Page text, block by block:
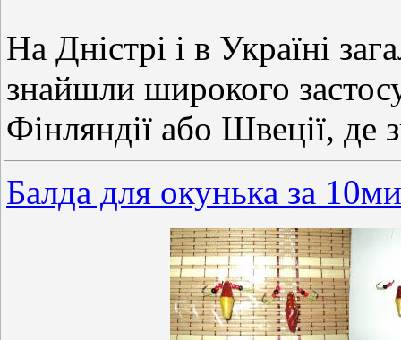
На Дністрі і в Україні
знайшли широкого
Фінляндії або Швеції, де
Балда для окунька за